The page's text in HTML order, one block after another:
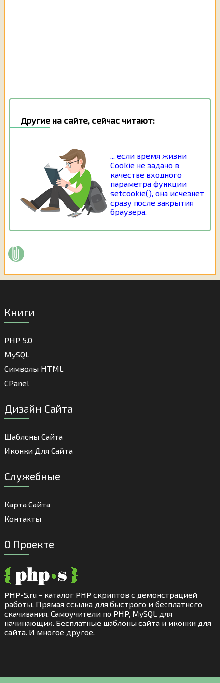
Другие на сайте, сейчас читают:
... если время жизни
Cookie не задано в
качестве входного
параметра функции
setcookie(), она исчезнет
сразу после закрытия
браузера.
Книги
PHP 5.0
MySQL
Cимволы HTML
CPanel
Дизайн Сайта
Шаблоны Сайта
Иконки Для Сайта
Служебные
Карта Сайта
Контакты
О Проекте
PHP-S.ru - каталог PHP скриптов с демонстрацией
работы. Прямая ссылка для быстрого и бесплатного
скачивания. Самоучители по PHP, MySQL для
начинающих. Бесплатные шаблоны сайта и иконки для
сайта. И многое другое.